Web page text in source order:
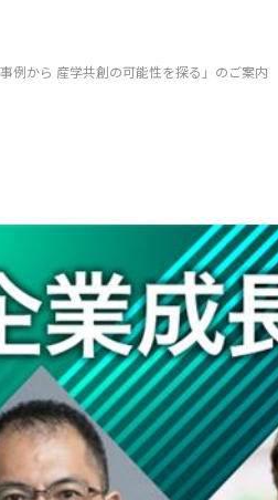
例から 産学共創の可能性を探る」のご案内